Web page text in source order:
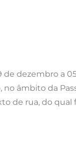
de dezembro a
âmbito da
de rua, do qual